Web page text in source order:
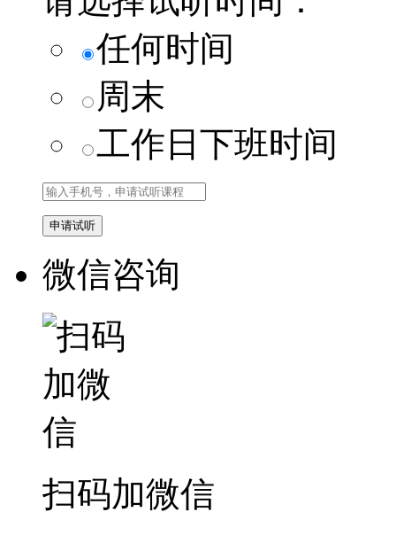
任何时间
周末
工作日下班时间
微信咨询
扫码加微信